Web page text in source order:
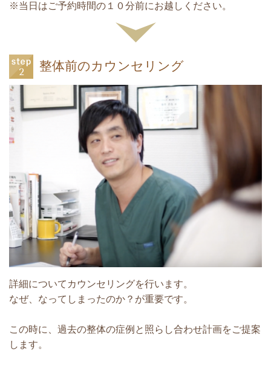
※当日はご予約時間の１０分前にお越しください。
整体前のカウンセリング
詳細についてカウンセリングを行います。
なぜ、なってしまったのか？が重要です。
この時に、過去の整体の症例と照らし合わせ計画をご提案
します。